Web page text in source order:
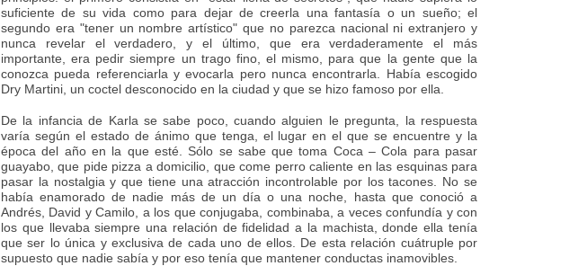
suficiente de su vida como para dejar de creerla una fantasía o un sueño; el
segundo era "tener un nombre artístico" que no parezca nacional ni extranjero y
nunca revelar el verdadero, y el último, que era verdaderamente el más
importante, era pedir siempre un trago fino, el mismo, para que la gente que la
conozca pueda referenciarla y evocarla pero nunca encontrarla. Había escogido
Dry Martini, un coctel desconocido en la ciudad y que se hizo famoso por ella.
De la infancia de Karla se sabe poco, cuando alguien le pregunta, la respuesta
varía según el estado de ánimo que tenga, el lugar en el que se encuentre y la
época del año en la que esté. Sólo se sabe que toma Coca – Cola para pasar
guayabo, que pide pizza a domicilio, que come perro caliente en las esquinas para
pasar la nostalgia y que tiene una atracción incontrolable por los tacones. No se
había enamorado de nadie más de un día o una noche, hasta que conoció a
Andrés, David y Camilo, a los que conjugaba, combinaba, a veces confundía y con
los que llevaba siempre una relación de fidelidad a la machista, donde ella tenía
que ser lo única y exclusiva de cada uno de ellos. De esta relación cuátruple por
supuesto que nadie sabía y por eso tenía que mantener conductas inamovibles.